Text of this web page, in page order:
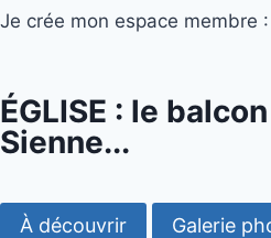
Je crée mon espace membre :
ÉGLISE : le
Sienne...
À découvrir Galerie